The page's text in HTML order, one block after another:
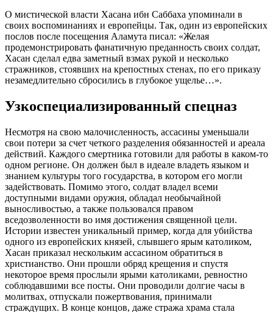
О мистической власти Хасана ибн Саббаха упоминали в
своих воспоминаниях и европейцы. Так, один из европейских
послов после посещения Аламута писал: «Желая
продемонстрировать фанатичную преданность своих солдат,
Хасан сделал едва заметный взмах рукой и несколько
стражников, стоявших на крепостных стенах, по его приказу
незамедлительно сбросились в глубокое ущелье…».
Узкоспециализированный спецназ
Несмотря на свою малочисленность, ассасины уменьшали
свои потери за счет четкого разделения обязанностей и ареала
действий. Каждого смертника готовили для работы в каком-то
одном регионе. Он должен был в идеале владеть языком и
знанием культуры того государства, в котором его могли
задействовать. Помимо этого, солдат владел всеми
доступными видами оружия, обладал необычайной
выносливостью, а также пользовался правом
вседозволенности во имя достижения священной цели.
Истории известен уникальный пример, когда для убийства
одного из европейских князей, слывшего ярым католиком,
Хасан приказал нескольким ассасином обратиться в
христианство. Они прошли обряд крещения и спустя
некоторое время прослыли ярыми католиками, ревностно
соблюдавшими все посты. Они проводили долгие часы в
молитвах, отпускали пожертвования, принимали
страждущих. В конце концов, даже стража храма стала